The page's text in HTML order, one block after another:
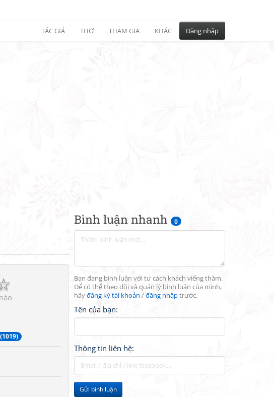
TÁC GIẢ THƠ THAM GIA KHÁC Đăng nhập
Bình luận nhanh 0
Bạn đang bình luận với tư cách khách viếng thăm.
Để có thể theo dõi và quản lý bình luận của mình,
hãyđăng ký tài khoản /đăng nhậptrước.
Tên của bạn:
Thông tin liên hệ:
Gửi bình luận